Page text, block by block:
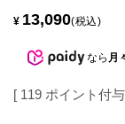
¥ 13,090 税込
なら 月
[ 119 ポイント付